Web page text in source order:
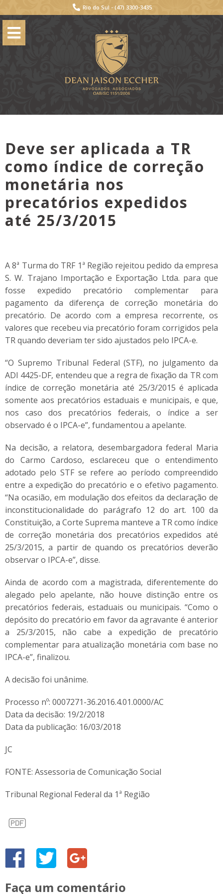
Rio do Sul - (47) 3300-3435
Deve ser aplicada a TR
como índice de correção
monetária nos
precatórios expedidos
até 25/3/2015
A 8ª Turma do TRF 1ª Região rejeitou pedido da empresa
S. W. Trajano Importação e Exportação Ltda. para que
fosse expedido precatório complementar para
pagamento da diferença de correção monetária do
precatório. De acordo com a empresa recorrente, os
valores que recebeu via precatório foram corrigidos pela
TR quando deveriam ter sido ajustados pelo IPCA-e.
“O Supremo Tribunal Federal (STF), no julgamento da
ADI 4425-DF, entendeu que a regra de fixação da TR com
índice de correção monetária até 25/3/2015 é aplicada
somente aos precatórios estaduais e municipais, e que,
nos caso dos precatórios federais, o índice a ser
observado é o IPCA-e”, fundamentou a apelante.
Na decisão, a relatora, desembargadora federal Maria
do Carmo Cardoso, esclareceu que o entendimento
adotado pelo STF se refere ao período compreendido
entre a expedição do precatório e o efetivo pagamento.
“Na ocasião, em modulação dos efeitos da declaração de
inconstitucionalidade do parágrafo 12 do art. 100 da
Constituição, a Corte Suprema manteve a TR como índice
de correção monetária dos precatórios expedidos até
25/3/2015, a partir de quando os precatórios deverão
observar o IPCA-e”, disse.
Ainda de acordo com a magistrada, diferentemente do
alegado pelo apelante, não houve distinção entre os
precatórios federais, estaduais ou municipais. “Como o
depósito do precatório em favor da agravante é anterior
a 25/3/2015, não cabe a expedição de precatório
complementar para atualização monetária com base no
IPCA-e”, finalizou.
A decisão foi unânime.
Processo nº: 0007271-36.2016.4.01.0000/AC
Data da decisão: 19/2/2018
Data da publicação: 16/03/2018
JC
FONTE: Assessoria de Comunicação Social
Tribunal Regional Federal da 1ª Região
Faça um comentário